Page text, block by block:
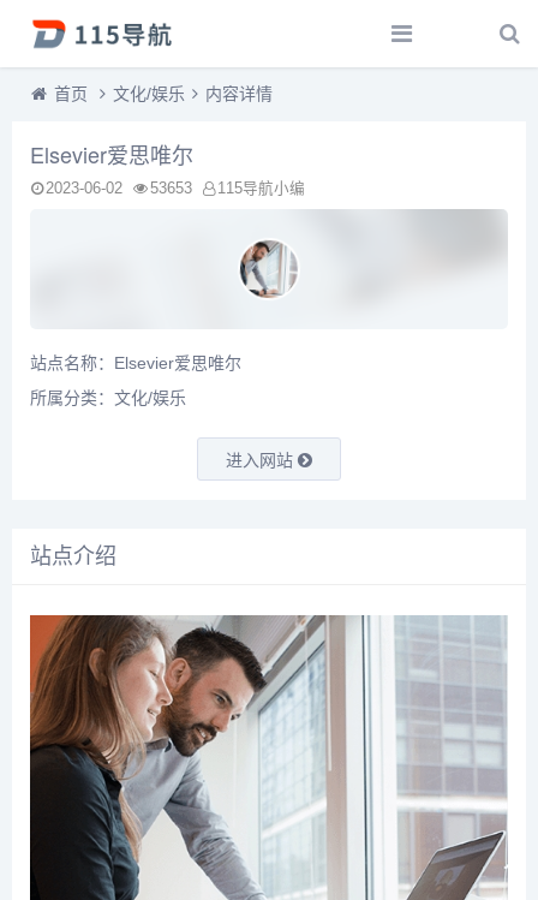
首页 文化/娱乐 内容详情
Elsevier爱思唯尔
2023-06-02 53653 115导航小编
站点名称：Elsevier爱思唯尔
所属分类： 文化/娱乐
进入网站
站点介绍